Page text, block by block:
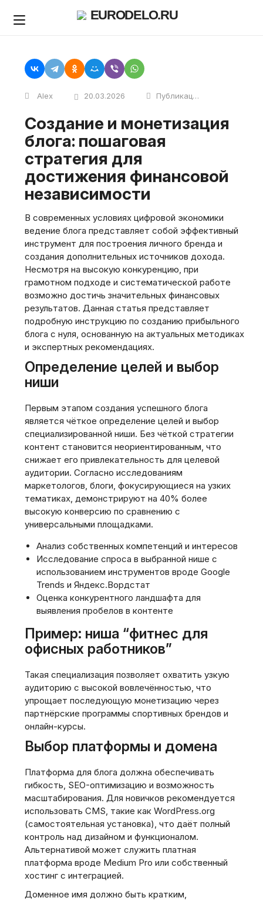
EURODELO.RU
Alex 20.03.2026 Публикации
Создание и монетизация
блога: пошаговая
стратегия для
достижения финансовой
независимости
В современных условиях цифровой экономики
ведение блога представляет собой эффективный
инструмент для построения личного бренда и
создания дополнительных источников дохода.
Несмотря на высокую конкуренцию, при
грамотном подходе и систематической работе
возможно достичь значительных финансовых
результатов. Данная статья представляет
подробную инструкцию по созданию прибыльного
блога с нуля, основанную на актуальных методиках
и экспертных рекомендациях.
Определение целей и выбор
ниши
Первым этапом создания успешного блога
является чёткое определение целей и выбор
специализированной ниши. Без чёткой стратегии
контент становится неориентированным, что
снижает его привлекательность для целевой
аудитории. Согласно исследованиям
маркетологов, блоги, фокусирующиеся на узких
тематиках, демонстрируют на 40% более
высокую конверсию по сравнению с
универсальными площадками.
Анализ собственных компетенций и интересов
Исследование спроса в выбранной нише с
использованием инструментов вроде Google
Trends и Яндекс.Вордстат
Оценка конкурентного ландшафта для
выявления пробелов в контенте
Пример: ниша “фитнес для
офисных работников”
Такая специализация позволяет охватить узкую
аудиторию с высокой вовлечённостью, что
упрощает последующую монетизацию через
партнёрские программы спортивных брендов и
онлайн-курсы.
Выбор платформы и домена
Платформа для блога должна обеспечивать
гибкость, SEO-оптимизацию и возможность
масштабирования. Для новичков рекомендуется
использовать CMS, такие как WordPress.org
(самостоятельная установка), что даёт полный
контроль над дизайном и функционалом.
Альтернативой может служить платная
платформа вроде Medium Pro или собственный
хостинг с интеграцией.
Доменное имя должно быть кратким,